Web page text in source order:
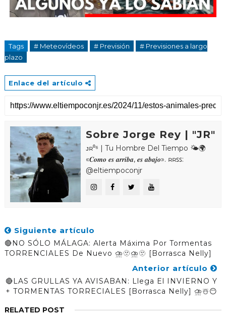
Tags # Meteovídeos # Previsión
# Previsiones a largo
plazo
Enlace del artículo
Sobre Jorge Rey | "JR"
ᴊʀ⁰⁶ | Tu Hombre Del Tiempo 🌤🌍
«𝑪𝒐𝒎𝒐 𝒆𝒔 𝒂𝒓𝒓𝒊𝒃𝒂, 𝒆𝒔 𝒂𝒃𝒂𝒋𝒐». ʀʀꜱꜱ:
@eltiempoconjr
Siguiente artículo
🔴NO SÓLO MÁLAGA: Alerta Máxima Por Tormentas
TORRENCIALES De Nuevo ⛈️🫥⛈️🫥 [Borrasca Nelly]
Anterior artículo
🔴LAS GRULLAS YA AVISABAN: Llega El INVIERNO Y
+ TORMENTAS TORRECIALES [Borrasca Nelly] ⛈️☃️😶
RELATED POST